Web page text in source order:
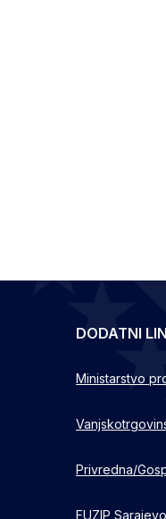
DODATNI
Ministarstvo
Privredna/
FUZIP Sarajevo